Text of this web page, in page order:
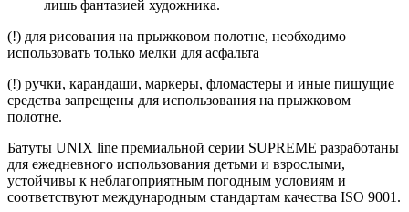
лишь фантазией художника.
(!) для рисования на прыжковом полотне, необходимо
использовать только мелки для асфальта
(!) ручки, карандаши, маркеры, фломастеры и иные пишущие
средства запрещены для использования на прыжковом
полотне.
Батуты UNIX line премиальной серии SUPREME разработаны
для ежедневного использования детьми и взрослыми,
устойчивы к неблагоприятным погодным условиям и
соответствуют международным стандартам качества ISO 9001.